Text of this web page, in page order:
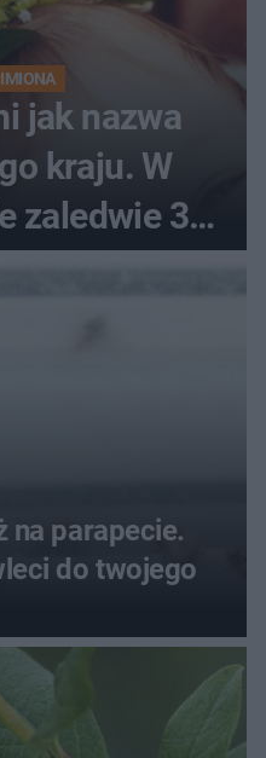
jak nazwa
kraju. W
zaledwie 3
na parapecie.
do twojego